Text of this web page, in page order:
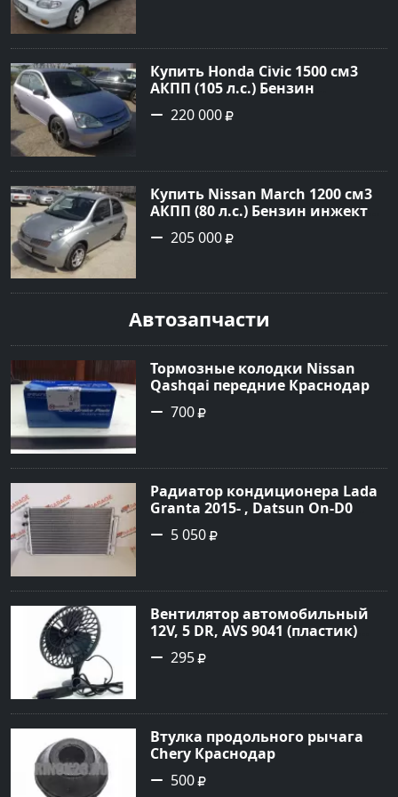
Купить Honda Civic 1500 см3
АКПП (105 л.с.) Бензин
инжектор в Новороссийск:
цвет серебро Хетчбэк 2002 года
Авторынок23
220 000
Купить Nissan March 1200 см3
АКПП (80 л.с.) Бензин инжектор
в Новороссийск: цвет серебро
Хетчбэк 2003 года по цене
205 000
Автозапчасти
Тормозные колодки Nissan
Qashqai передние Краснодар
700
Радиатор кондиционера Lada
Granta 2015- , Datsun On-D0
2016- Краснодар
5 050
Вентилятор автомобильный
12V, 5 DR, AVS 9041 (пластик)
Краснодар
295
Втулка продольного рычага
Chery Краснодар
500